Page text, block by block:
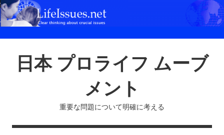
Skip
to
日本 プロライフ ムーブ
メント
重要な問題について明確に考える